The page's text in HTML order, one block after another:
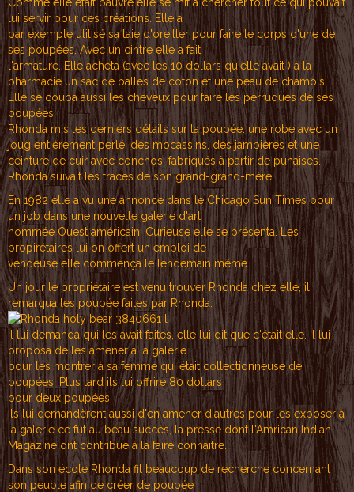
lui servir pour ces créations. Elle a
par exemple utilisé sa taie d'oreiller pour faire le corps d'une de
ses poupées. Avec un cintre elle a fait
l'armature. Elle acheta (avec les 10 dollars qu'elle avait ) à la
pharmacie un sac de balles de coton et une peau de chamois.
Elle se coupa aussi les cheveux pour faire les perruques de ses
poupées.
Rhonda mis les derniers détails sur la poupée: une robe avec un
joug entièrement perlé, des mocassins, des jambières et une
ceinture de cuir avec conchos, fabriqués à partir de punaises.
Rhonda suivait les traces de son grand-grand-mère.
En 1982 elle a vu une annonce dans le Chicago Sun Times pour
un job dans une nouvelle galerie d'art
nommée Ouest américain. Curieuse elle se présenta. Les
propirétaires lui on offert un emploi de
vendeuse elle commença le lendemain même.
Un jour le propriétaire est venu trouver Rhonda chez elle, il
remarqua les poupée faites par Rhonda.
Il lui demanda qui les avait faites, elle lui dit que c'était elle. Il lui
proposa de les amener à la galerie
pour les montrer à sa femme qui était collectionneuse de
poupées. Plus tard ils lui offrire 80 dollars
pour deux poupées.
Ils lui demandèrent aussi d'en amener d'autres pour les exposer à
la galerie ce fut au beau succès, la presse dont l'Amrican Indian
Magazine ont contribué à la faire connaitre.
Dans son école Rhonda fit beaucoup de recherche concernant
son peuple afin de créer de poupée